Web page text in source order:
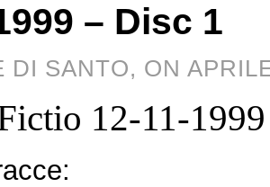
– Disc 1
DI SANTO, ON
12-11-